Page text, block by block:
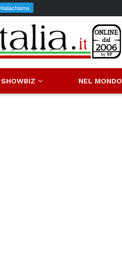
SHOWBIZ NEL MONDO